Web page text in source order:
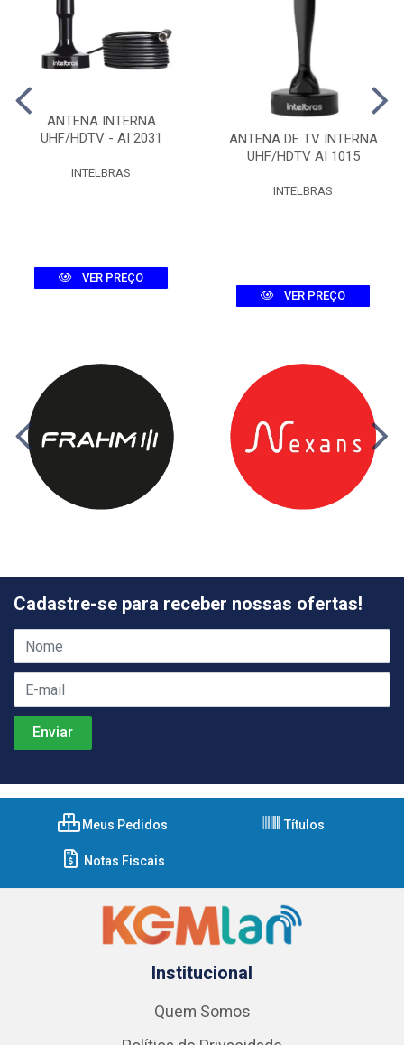
ANTENA INTERNA
UHF/HDTV - AI 2031
INTELBRAS
VER PREÇO
ANTENA DE TV INTERNA
UHF/HDTV AI 1015
INTELBRAS
VER PREÇO
Cadastre-se para receber nossas ofertas!
Meus Pedidos Títulos
Notas Fiscais
Institucional
Quem Somos